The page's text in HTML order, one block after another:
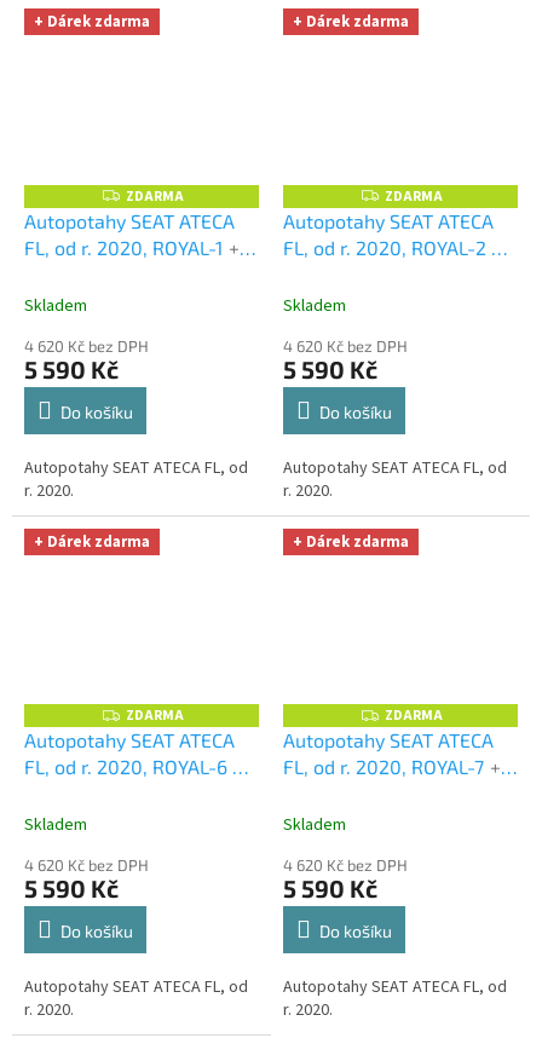
+ Dárek zdarma
Z
D
A
R
ZDARMA
Autopotahy SEAT ATECA
FL, od r. 2020, ROYAL-1 +
úklid Smart Microfiber
Skladem
4 620 Kč bez DPH
5 590 Kč
Do košíku
Autopotahy SEAT ATECA FL, od
r. 2020.
+ Dárek zdarma
Z
D
A
R
ZDARMA
Autopotahy SEAT ATECA
FL, od r. 2020, ROYAL-2
úklid Smart Microfiber
Skladem
4 620 Kč bez DPH
5 590 Kč
Do košíku
Autopotahy SEAT ATECA FL, od
r. 2020.
+ Dárek zdarma
Z
D
A
R
ZDARMA
Autopotahy SEAT ATECA
FL, od r. 2020, ROYAL-6 +
úklid Smart Microfiber
Skladem
4 620 Kč bez DPH
5 590 Kč
Do košíku
Autopotahy SEAT ATECA FL, od
r. 2020.
+ Dárek zdarma
Z
D
A
R
ZDARMA
Autopotahy SEAT ATECA
FL, od r. 2020, ROYAL-7 +
úklid Smart Microfiber
Skladem
4 620 Kč bez DPH
5 590 Kč
Do košíku
Autopotahy SEAT ATECA FL, od
r. 2020.